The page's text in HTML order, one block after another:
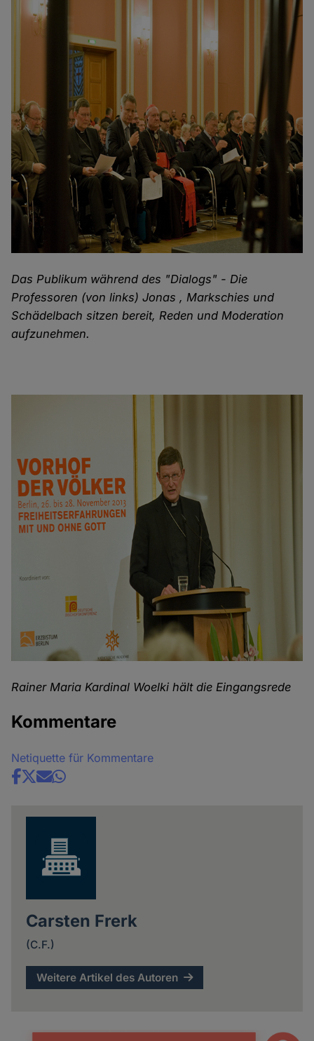
Das Publikum während des "Dialogs" - Die
Professoren (von links) Jonas , Markschies und
Schädelbach sitzen bereit, Reden und Moderation
aufzunehmen.
Rainer Maria Kardinal Woelki hält die Eingangsrede
Kommentare
Netiquette für Kommentare
Share
Carsten Frerk
(C.F.)
Weitere Artikel des Autoren